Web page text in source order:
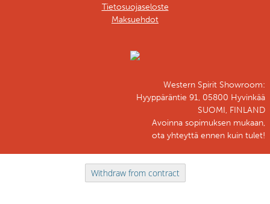
Tietosuojaseloste
Maksuehdot
Western Spirit Showroom:
Hyyppäräntie 91, 05800 Hyvinkää
SUOMI, FINLAND
Avoinna sopimuksen mukaan,
ota yhteyttä ennen kuin tulet!
Withdraw from contract